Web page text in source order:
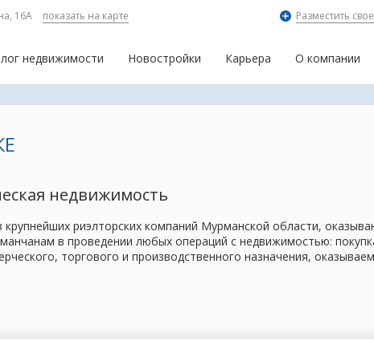
16А показать на карте Разместить
недвижимости Новостройки Карьера О компании
недвижимость
риэлторских компаний Мурманской области,
в проведении любых операций с недвижимостью:
торгового и производственного назначения,